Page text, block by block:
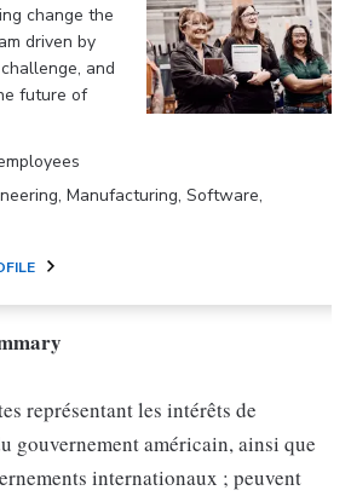
change the
driven by
and
future of
Manufacturing, Software,
représentant les intérêts de
gouvernement américain, ainsi que
internationaux ; peuvent